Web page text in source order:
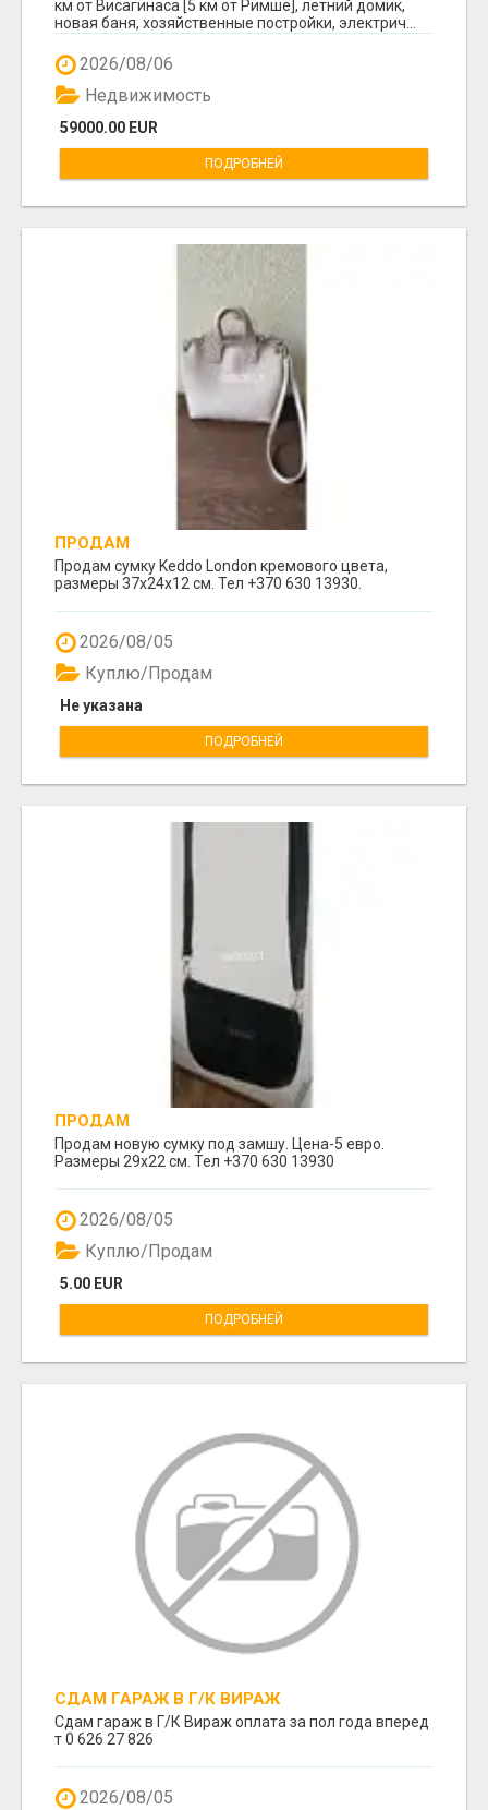
км от Висагинаса [5 км от Римше], летний домик,
новая баня, хозяйственные постройки, электрич...
2026/08/06
59000.00 EUR
Недвижимость
ПОДРОБНЕЙ
ПРОДАМ
Продам сумку Keddo London кремового цвета,
размеры 37x24x12 cм. Тел +370 630 13930.
2026/08/05
Не указана
Куплю/Продам
ПОДРОБНЕЙ
ПРОДАМ
Продам новую сумку под замшу. Цена-5 евро.
Размеры 29х22 см. Тел +370 630 13930
2026/08/05
5.00 EUR
Куплю/Продам
ПОДРОБНЕЙ
СДАМ ГАРАЖ В Г/К ВИРАЖ
Сдам гараж в Г/К Вираж оплата за пол года вперед
т 0 626 27 826
2026/08/05